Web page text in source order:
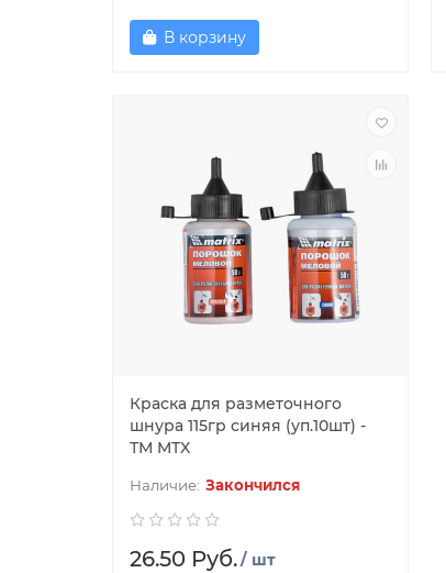
В корзину
Краска для разметочного
шнура 115гр синяя (уп.10шт) -
ТМ MTX
Закончился
26.50 Руб./ шт